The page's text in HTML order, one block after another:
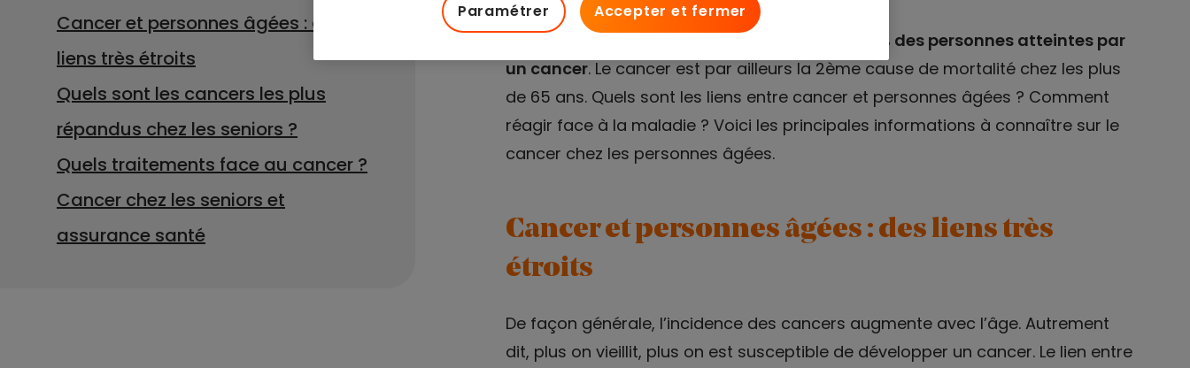
Cancer et personnes âgées : des
liens très étroits
Quels sont les cancers les plus
répandus chez les seniors ?
Quels traitements face au cancer ?
Cancer chez les seniors et
assurance santé
En France,
les seniors représentent plus de 60 % des personnes atteintes par
un cancer. Le cancer est par ailleurs la 2ème cause de mortalité chez les plus
de 65 ans. Quels sont les liens entre cancer et personnes âgées ? Comment
réagir face à la maladie ? Voici les principales informations à connaître sur le
cancer chez les personnes âgées.
Cancer et personnes âgées : des liens très
étroits
De façon générale, l’incidence des cancers augmente avec l’âge. Autrement
dit, plus on vieillit, plus on est susceptible de développer un cancer. Le lien entre
Accepter et fermer
Paramétrer